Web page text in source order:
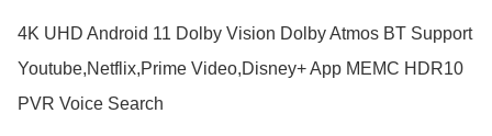
4K UHD Android 11 Dolby Vision Dolby Atmos BT Support
Youtube,Netflix,Prime Video,Disney+ App MEMC HDR10
PVR Voice Search